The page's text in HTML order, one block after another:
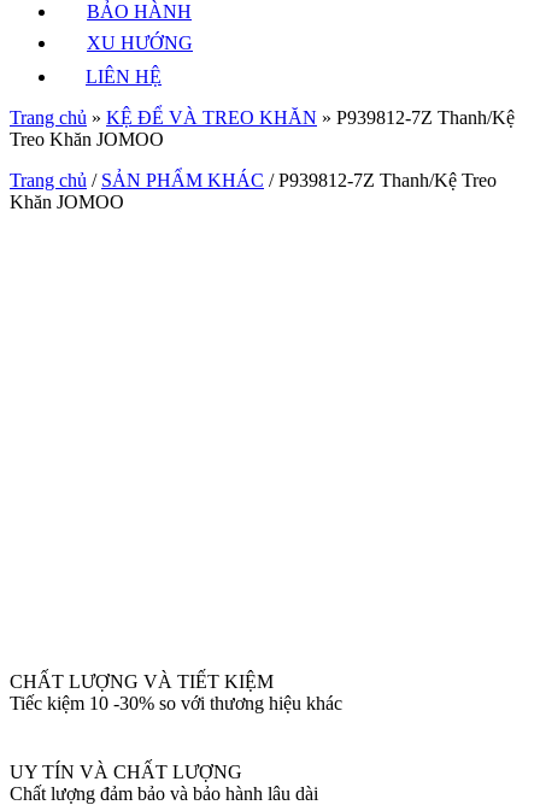
BẢO HÀNH
XU HƯỚNG
LIÊN HỆ
Trang chủ » KỆ ĐỂ VÀ TREO KHĂN » P939812-7Z Thanh/Kệ
Treo Khăn JOMOO
Trang chủ / SẢN PHẨM KHÁC / P939812-7Z Thanh/Kệ Treo
Khăn JOMOO
CHẤT LƯỢNG VÀ TIẾT KIỆM
Tiếc kiệm 10 -30% so với thương hiệu khác
UY TÍN VÀ CHẤT LƯỢNG
Chất lượng đảm bảo và bảo hành lâu dài